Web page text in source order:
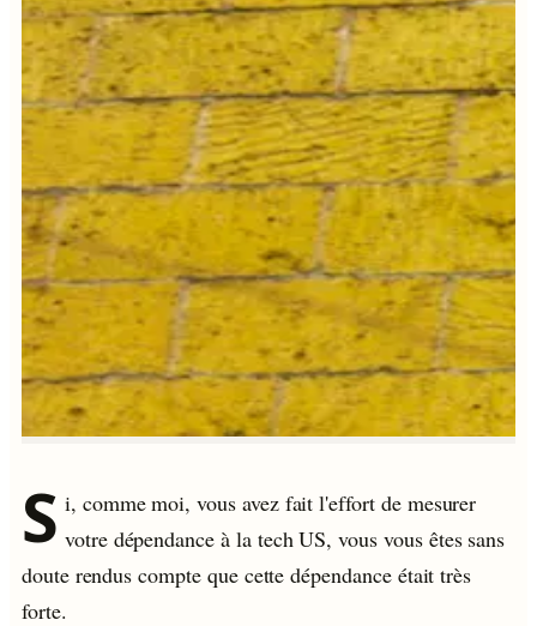
S i, comme moi, vous avez fait l'effort de mesurer
votre dépendance à la tech US, vous vous êtes sans
doute rendus compte que cette dépendance était très
forte.